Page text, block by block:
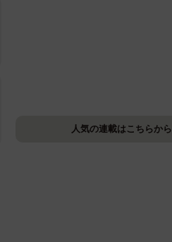
人気の連載はこちらから